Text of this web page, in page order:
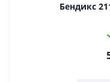
Бендикс